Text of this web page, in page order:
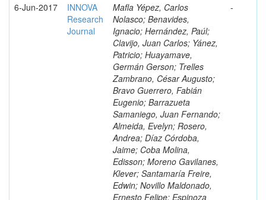
6-Jun-2017
INNOVA
Research
Journal
Mafla Yépez, Carlos
Nolasco; Benavides,
Ignacio; Hernández, Paúl;
Clavijo, Juan Carlos; Yánez,
Patricio; Huayamave,
Germán Gerson; Trelles
Zambrano, César Augusto;
Bravo Guerrero, Fabián
Eugenio; Barrazueta
Samaniego, Juan Fernando;
Almeida, Evelyn; Rosero,
Andrea; Díaz Córdoba,
Jaime; Coba Molina,
Edisson; Moreno Gavilanes,
Klever; Santamaría Freire,
Edwin; Novillo Maldonado,
Ernesto Felipe; Espinoza
-